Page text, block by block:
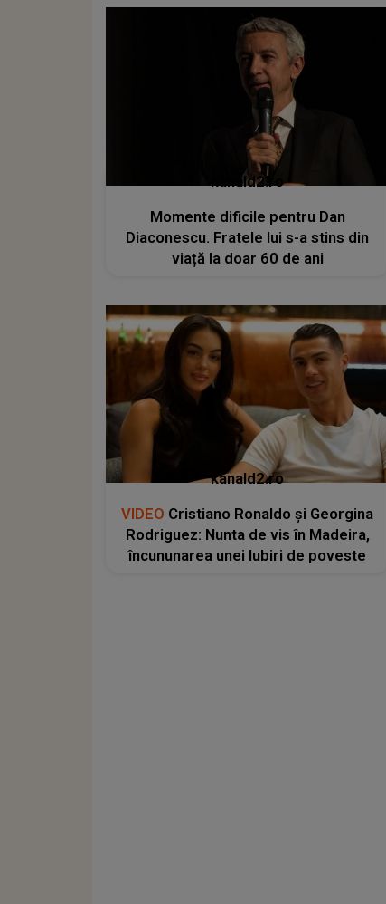
kanald2.ro
Momente dificile pentru Dan
Diaconescu. Fratele lui s-a stins din
viață la doar 60 de ani
kanald2.ro
VIDEO Cristiano Ronaldo și Georgina
Rodriguez: Nunta de vis în Madeira,
încununarea unei Iubiri de poveste